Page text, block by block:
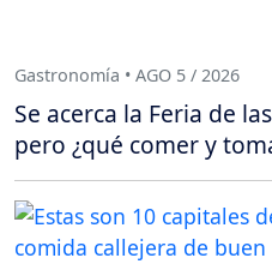
Gastronomía • AGO 5 / 2026
Se acerca la Feria de
pero ¿qué comer y